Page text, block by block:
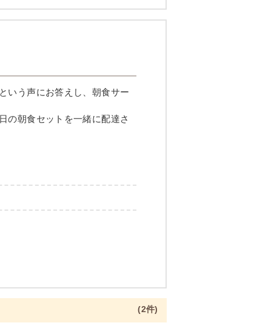
いう声にお答えし、朝食サー
の朝食セットを一緒に配達さ
(2件)